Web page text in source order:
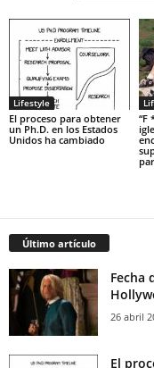
Lifestyle
El proceso para obtener
un Ph.D. en los Estados
Unidos ha cambiado
“F
Último artículo
Fecha
26 abril
El